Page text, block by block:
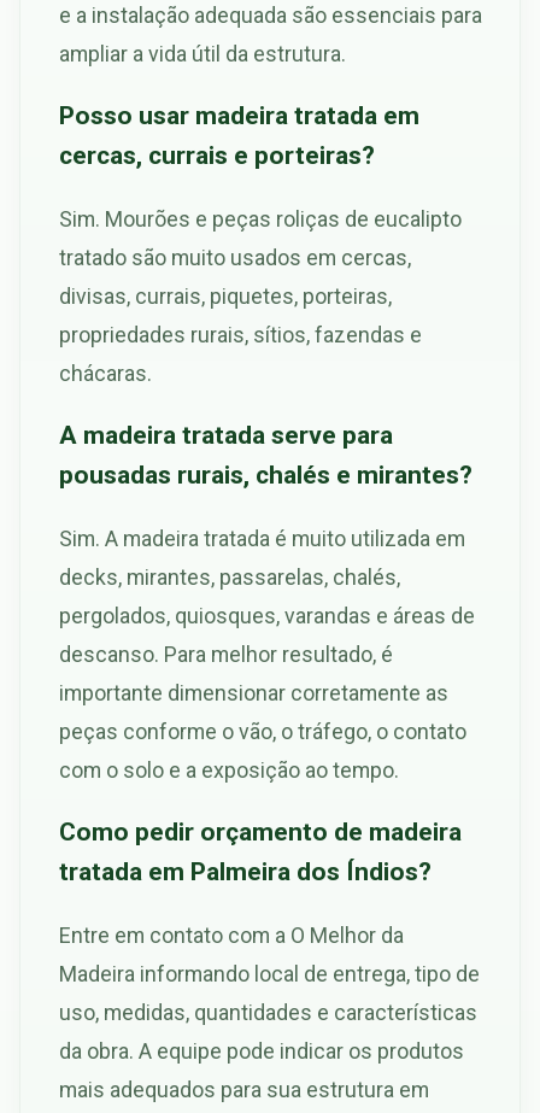
e a instalação adequada são essenciais para
ampliar a vida útil da estrutura.
Posso usar madeira tratada em
cercas, currais e porteiras?
Sim. Mourões e peças roliças de eucalipto
tratado são muito usados em cercas,
divisas, currais, piquetes, porteiras,
propriedades rurais, sítios, fazendas e
chácaras.
A madeira tratada serve para
pousadas rurais, chalés e mirantes?
Sim. A madeira tratada é muito utilizada em
decks, mirantes, passarelas, chalés,
pergolados, quiosques, varandas e áreas de
descanso. Para melhor resultado, é
importante dimensionar corretamente as
peças conforme o vão, o tráfego, o contato
com o solo e a exposição ao tempo.
Como pedir orçamento de madeira
tratada em Palmeira dos Índios?
Entre em contato com a O Melhor da
Madeira informando local de entrega, tipo de
uso, medidas, quantidades e características
da obra. A equipe pode indicar os produtos
mais adequados para sua estrutura em